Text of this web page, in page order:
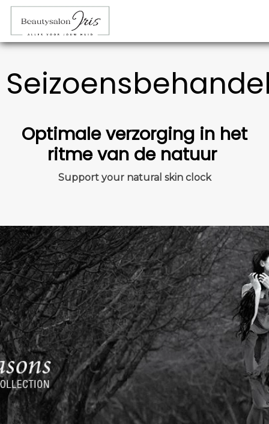
Optimale verzorging in het
ritme van de natuur
Support your natural skin clock